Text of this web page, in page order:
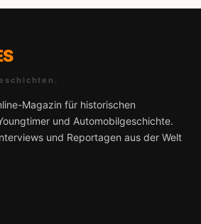
Magazin für historischen
und Automobilgeschichte.
und Reportagen aus der Welt